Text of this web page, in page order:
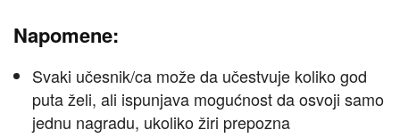
Napomene:
Svaki učesnik/ca može da učestvuje koliko god
puta želi, ali ispunjava mogućnost da osvoji samo
jednu nagradu, ukoliko žiri prepozna